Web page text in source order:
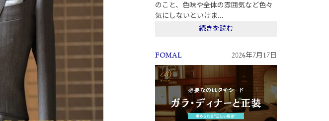
のこと、色味や全体の雰囲気など色々
気にしないといけま...
続きを読む
FOMAL 2026年7月17日